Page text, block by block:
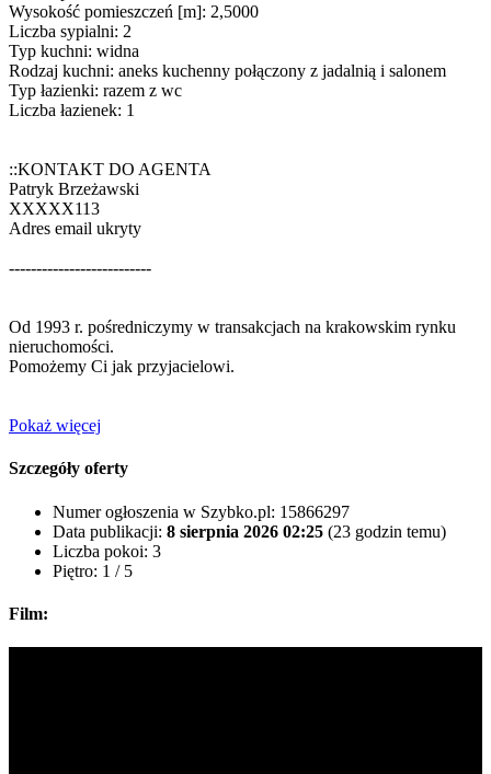
Wysokość pomieszczeń [m]: 2,5000
Liczba sypialni: 2
Typ kuchni: widna
Rodzaj kuchni: aneks kuchenny połączony z jadalnią i salonem
Typ łazienki: razem z wc
Liczba łazienek: 1
::KONTAKT DO AGENTA
Patryk Brzeżawski
XXXXX113
Adres email ukryty
--------------------------
Od 1993 r. pośredniczymy w transakcjach na krakowskim rynku
nieruchomości.
Pomożemy Ci jak przyjacielowi.
Pokaż więcej
Szczegóły oferty
Numer ogłoszenia w Szybko.pl: 15866297
Data publikacji: 8 sierpnia 2026 02:25 (23 godzin temu)
Liczba pokoi: 3
Piętro: 1 / 5
Film: